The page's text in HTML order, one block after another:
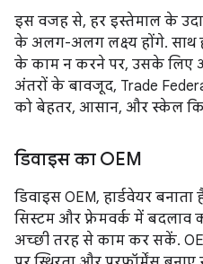
इस वजह से, हर इस्तेमाल के
के अलग-अलग लक्ष्य होंगे. साथ
के काम न करने पर, उसके लिए
अंतरों के बावजूद, Trade
को बेहतर, आसान, और स्केल
डिवाइस का OEM
डिवाइस OEM, हार्डवेयर
सिस्टम और फ़्रेमवर्क में बदलाव
अच्छी तरह से काम कर सकें.